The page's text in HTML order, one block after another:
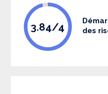
3.84/4
des